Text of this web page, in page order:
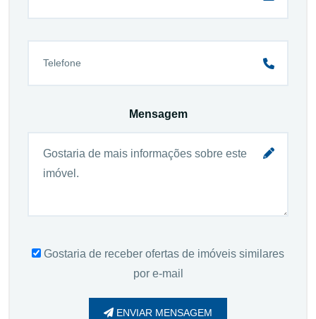
Mensagem
Gostaria de receber ofertas de imóveis similares
por e-mail
ENVIAR MENSAGEM